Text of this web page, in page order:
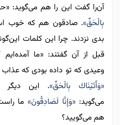
آن‌را گفت این را هم می‌گوید:
بِالْحَقِّ». صادقون هم که خوب
بدی نزدند. چرا این کلمات
قبل از آن گفتند: «ما
وعیدی که تو داده بودی که عذاب
«وَأَتَيْنَاكَ بِالْحَقِّ». این دیگر
می‌گوید: «وَإِنَّا لَصَادِقُونَ» ما
هم می‌گویید؟